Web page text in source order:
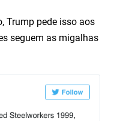
Trump pede isso aos
seguem as migalhas